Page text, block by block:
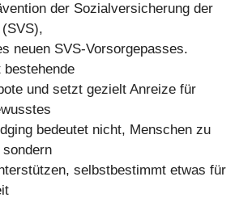
der Sozialversicherung der
neuen SVS-Vorsorgepasses.
bestehende
und setzt gezielt Anreize für
bedeutet nicht, Menschen zu
selbstbestimmt etwas für